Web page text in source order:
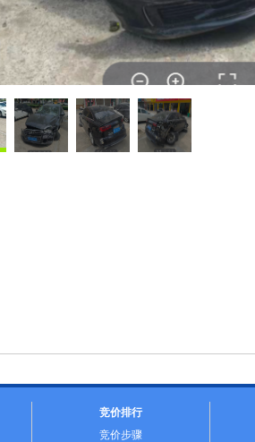
竞价排行
竞价步骤